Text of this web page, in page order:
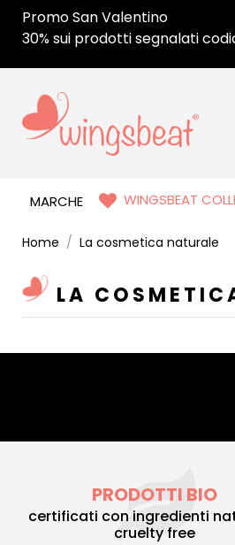
Promo San Valentino
30% sui prodotti segnalati
MARCHE WINGSBEAT
Home La cosmetica naturale
LA
PRODOTTI BIO
certificati con ingredienti
cruelty free